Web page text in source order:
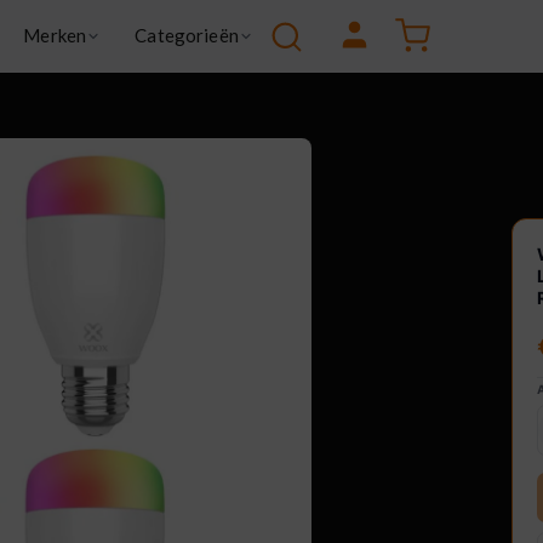
Merken Categorieën